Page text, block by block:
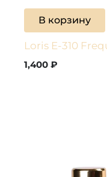
В корзину
Loris E-310
1,400₽